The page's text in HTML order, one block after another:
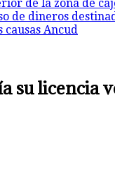
de la zona de
de dineros
Ancud
su licencia